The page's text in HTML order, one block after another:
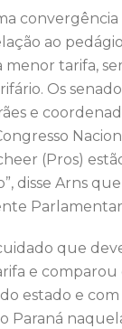
ao
menor tarifa,
Os
e
(Pros)
disse Arns
que
e comparou
estado e com
Paraná